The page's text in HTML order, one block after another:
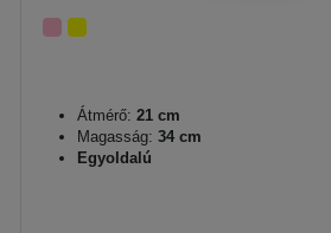
Átmérő: 21 cm
Magasság: 34 cm
Egyoldalú